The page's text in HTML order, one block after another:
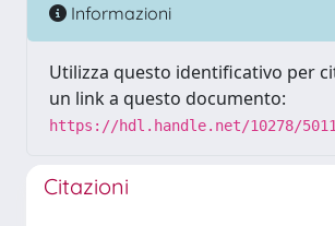
Informazioni
Utilizza questo identificativo per
un link a questo documento:
https://hdl.handle.net/10278/
Citazioni